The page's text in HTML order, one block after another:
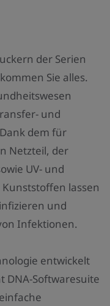
der Serien
Sie alles.
und
dem für
Netzteil, der
UV- und
lassen
und
Infektionen.
entwickelt
DNA-Softwaresuite